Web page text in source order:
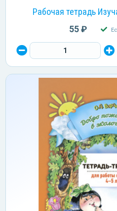
Рабочая тетрадь
55 ₽